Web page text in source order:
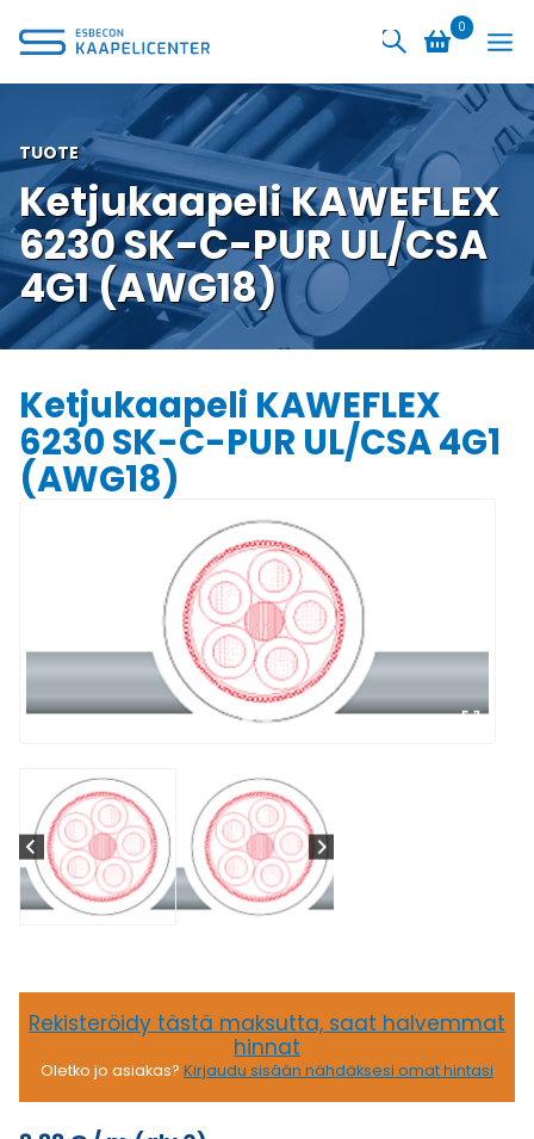
sisältöön
0
TUOTE
Ketjukaapeli KAWEFLEX
6230 SK-C-PUR UL/CSA
4G1 (AWG18)
Ketjukaapeli KAWEFLEX
6230 SK-C-PUR UL/CSA 4G1
(AWG18)
Rekisteröidy tästä maksutta, saat halvemmat
hinnat
Oletko jo asiakas? Kirjaudu sisään nähdäksesi omat hintasi